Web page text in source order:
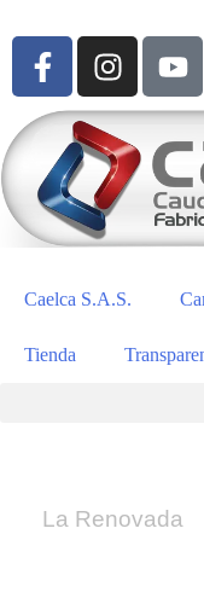
Caelca S.A.S.
Tienda
La Renovada